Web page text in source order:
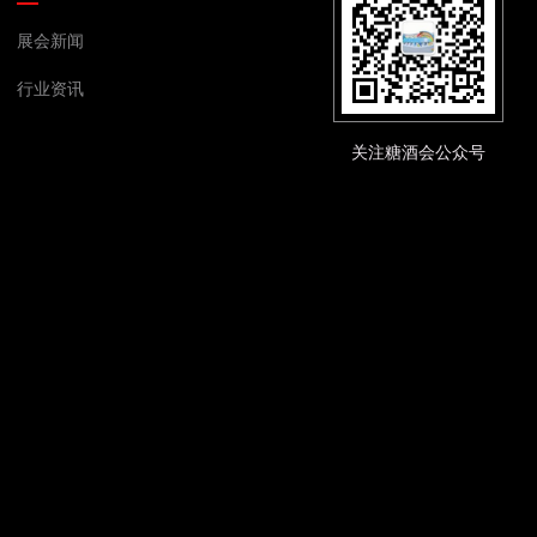
关注糖酒会公众号
展会新闻
行业资讯